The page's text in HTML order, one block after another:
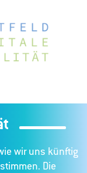
wir uns künftig
Die